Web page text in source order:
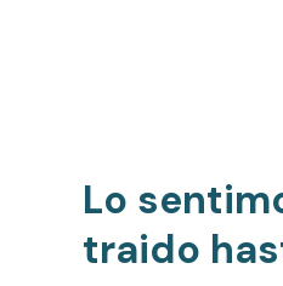
Lo
traido